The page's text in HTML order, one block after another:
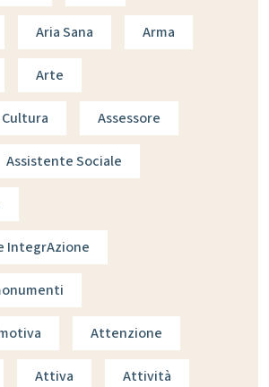
Aria Sana Arma
Arte
Assessore
Assistente Sociale
IntegrAzione
Attenzione
Attiva Attività